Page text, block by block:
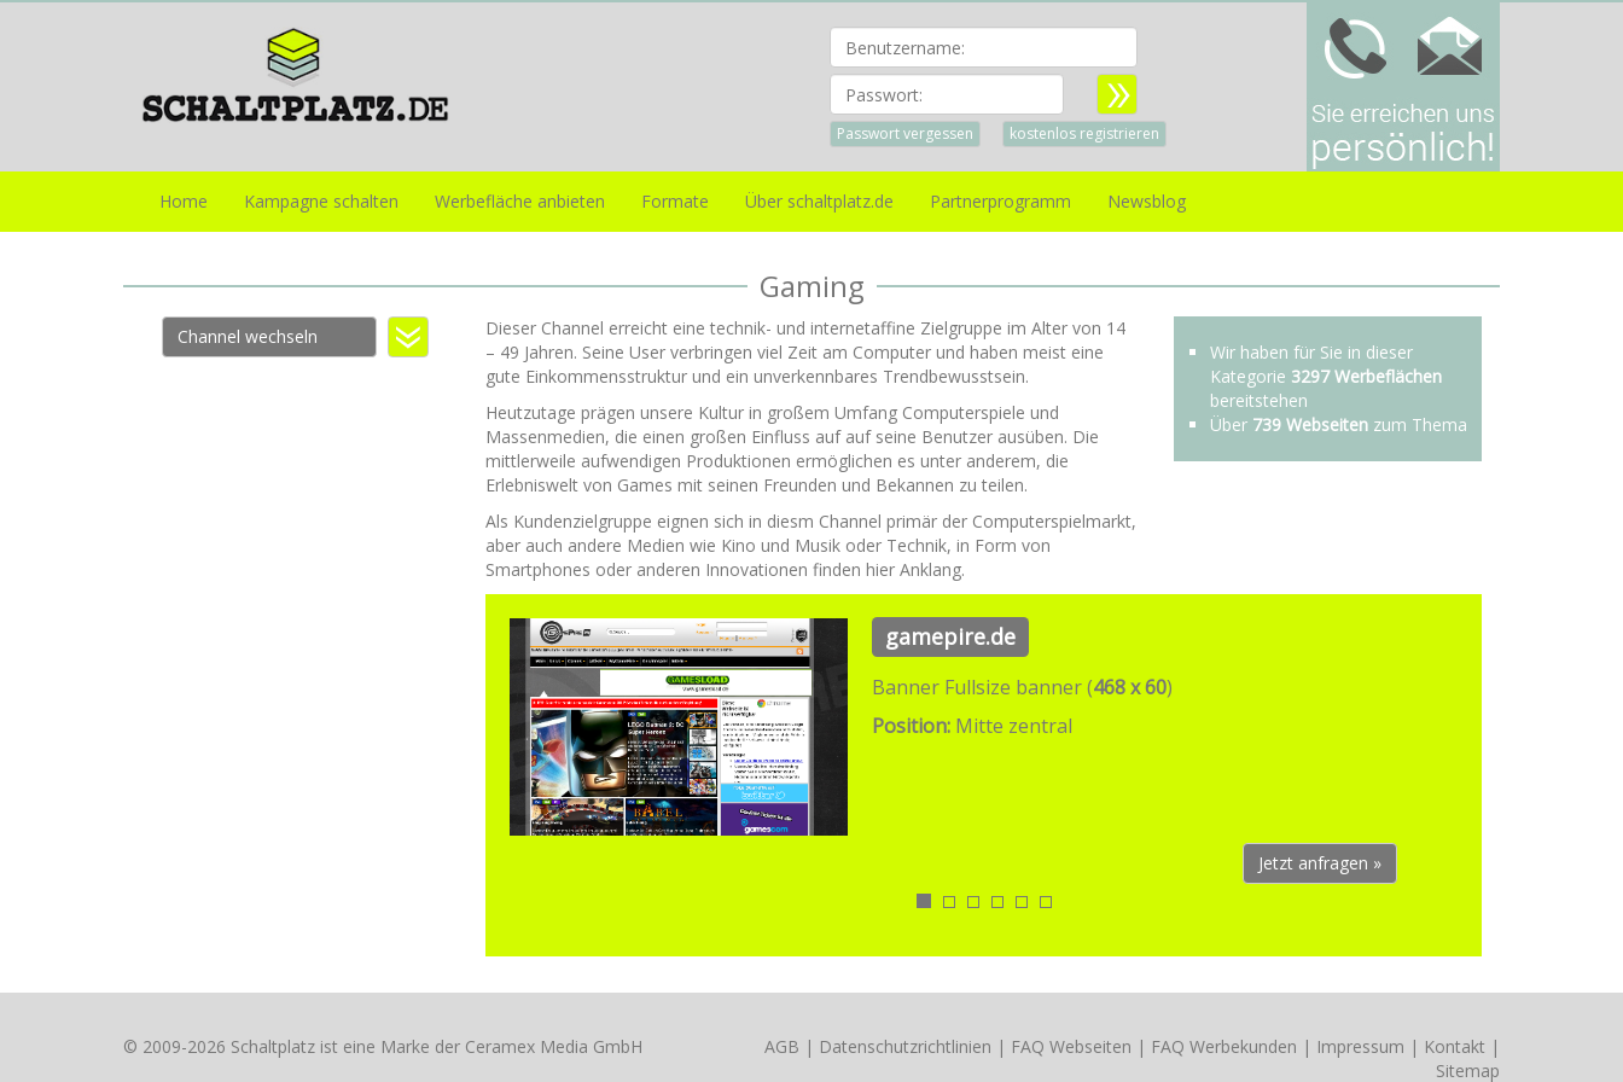
Passwort:
Passwort vergessen kostenlos registrieren
Home Kampagne schalten Werbefläche anbieten Formate Über schaltplatz.de Partnerprogramm Newsblog
Gaming
Channel wechseln
Dieser Channel erreicht eine technik- und internetaffine Zielgruppe im Alter von 14
– 49 Jahren. Seine User verbringen viel Zeit am Computer und haben meist eine
gute Einkommensstruktur und ein unverkennbares Trendbewusstsein.
Heutzutage prägen unsere Kultur in großem Umfang Computerspiele und
Massenmedien, die einen großen Einfluss auf auf seine Benutzer ausüben. Die
mittlerweile aufwendigen Produktionen ermöglichen es unter anderem, die
Erlebniswelt von Games mit seinen Freunden und Bekannen zu teilen.
Als Kundenzielgruppe eignen sich in diesm Channel primär der Computerspielmarkt,
aber auch andere Medien wie Kino und Musik oder Technik, in Form von
Smartphones oder anderen Innovationen finden hier Anklang.
Wir haben für Sie in dieser
Kategorie 3297 Werbeflächen
bereitstehen
Über 739 Webseiten zum Thema
Jetzt anfragen »
gamepire.de
Banner Fullsize banner (468 x 60)
Position: Mitte zentral
© 2009-2026 Schaltplatz ist eine Marke der Ceramex Media GmbH AGB | Datenschutzrichtlinien | FAQ Webseiten | FAQ Werbekunden | Impressum | Kontakt |
Sitemap